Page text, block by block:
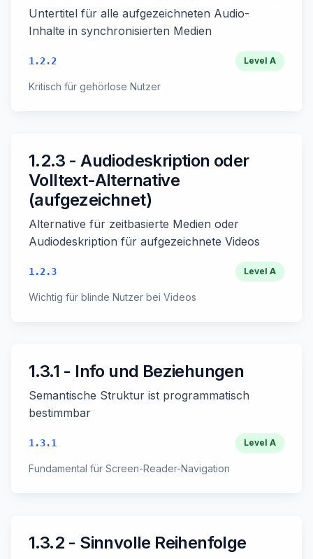
Untertitel für alle aufgezeichneten Audio-
Inhalte in synchronisierten Medien
1.2.2 Level A
Kritisch für gehörlose Nutzer
1.2.3 - Audiodeskription oder
Volltext-Alternative
(aufgezeichnet)
Alternative für zeitbasierte Medien oder
Audiodeskription für aufgezeichnete Videos
1.2.3 Level A
Wichtig für blinde Nutzer bei Videos
1.3.1 - Info und Beziehungen
Semantische Struktur ist programmatisch
bestimmbar
1.3.1 Level A
Fundamental für Screen-Reader-Navigation
1.3.2 - Sinnvolle Reihenfolge